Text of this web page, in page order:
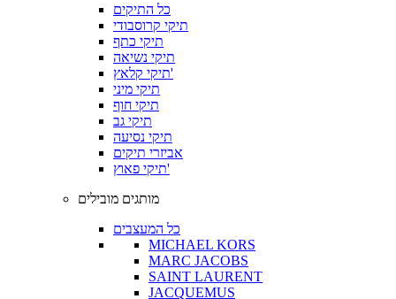
כל התיקים
תיקי קרוסבודי
תיקי כתף
תיקי נשיאה
תיקי קלאץ'
תיקי מיני
תיקי חוף
תיקי גב
תיקי נסיעה
אביזרי תיקים
תיקי פאוץ'
מותגים מובילים
כל המעצבים
MICHAEL KORS
MARC JACOBS
SAINT LAURENT
JACQUEMUS